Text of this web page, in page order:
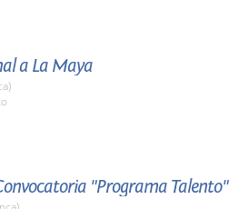
a La Maya
"Programa Talento"